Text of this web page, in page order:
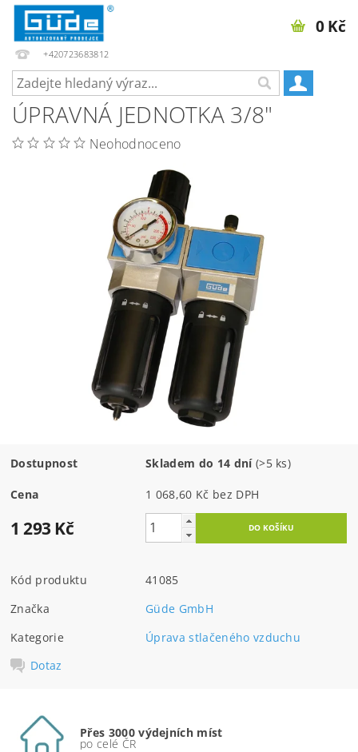
+420723683812
0 Kč
ÚPRAVNÁ JEDNOTKA 3/8"
Neohodnoceno
Dostupnost Skladem do 14 dní (>5 ks)
Cena 1 068,60 Kč bez DPH
1 293 Kč
Kód produktu
41085
Značka
Güde GmbH
Kategorie
Úprava stlačeného vzduchu
Dotaz
Přes 3000 výdejních míst
po celé ČR